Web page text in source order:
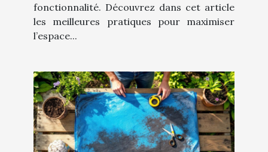
fonctionnalité. Découvrez dans cet article
les meilleures pratiques pour maximiser
l’espace...